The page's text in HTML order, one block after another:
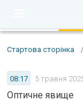
Стартова сторінка /
08:17 5 травня
Оптичне явище